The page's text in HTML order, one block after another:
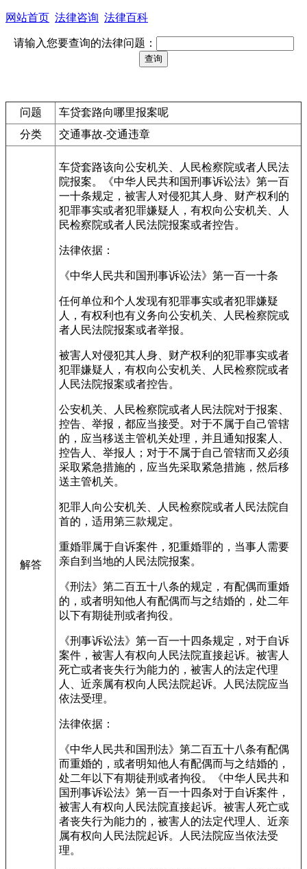
网站首页 法律咨询 法律百科
请输入您要查询的法律问题：
问题
车贷套路向哪里报案呢
分类
交通事故-交通违章
解答
车贷套路该向公安机关、人民检察院或者人民法
院报案。《中华人民共和国刑事诉讼法》第一百
一十条规定，被害人对侵犯其人身、财产权利的
犯罪事实或者犯罪嫌疑人，有权向公安机关、人
民检察院或者人民法院报案或者控告。
法律依据：
《中华人民共和国刑事诉讼法》第一百一十条
任何单位和个人发现有犯罪事实或者犯罪嫌疑
人，有权利也有义务向公安机关、人民检察院或
者人民法院报案或者举报。
被害人对侵犯其人身、财产权利的犯罪事实或者
犯罪嫌疑人，有权向公安机关、人民检察院或者
人民法院报案或者控告。
公安机关、人民检察院或者人民法院对于报案、
控告、举报，都应当接受。对于不属于自己管辖
的，应当移送主管机关处理，并且通知报案人、
控告人、举报人；对于不属于自己管辖而又必须
采取紧急措施的，应当先采取紧急措施，然后移
送主管机关。
犯罪人向公安机关、人民检察院或者人民法院自
首的，适用第三款规定。
重婚罪属于自诉案件，犯重婚罪的，当事人需要
亲自到当地的人民法院报案。
《刑法》第二百五十八条的规定，有配偶而重婚
的，或者明知他人有配偶而与之结婚的，处二年
以下有期徒刑或者拘役。
《刑事诉讼法》第一百一十四条规定，对于自诉
案件，被害人有权向人民法院直接起诉。被害人
死亡或者丧失行为能力的，被害人的法定代理
人、近亲属有权向人民法院起诉。人民法院应当
依法受理。
法律依据：
《中华人民共和国刑法》第二百五十八条有配偶
而重婚的，或者明知他人有配偶而与之结婚的，
处二年以下有期徒刑或者拘役。《中华人民共和
国刑事诉讼法》第一百一十四条对于自诉案件，
被害人有权向人民法院直接起诉。被害人死亡或
者丧失行为能力的，被害人的法定代理人、近亲
属有权向人民法院起诉。人民法院应当依法受
理。